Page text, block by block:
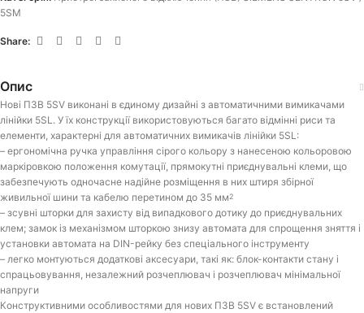
5SM
Share:
Опис
Нові ПЗВ 5SV виконані в єдиному дизайні з автоматичними вимикачами
лінійки 5SL. У їх конструкції використовуються багато відмінні риси та
елементи, характерні для автоматичних вимикачів лінійки 5SL:
– ергономічна ручка управління сірого кольору з нанесеною кольоровою
маркіровкою положення комутації, прямокутні приєднувальні клеми, що
забезпечують одночасне надійне розміщення в них штиря збірної
живильної шини та кабелю перетином до 35 мм2
– зсувні шторки для захисту від випадкового дотику до приєднувальних
клем; замок із механізмом шторкою знизу автомата для спрощення зняття і
установки автомата на DIN-рейку без спеціального інструменту
– легко монтуються додаткові аксесуари, такі як: блок-контакти стану і
спрацьовування, незалежний розчеплювач і розчеплювач мінімальної
напруги
Конструктивними особливостями для нових ПЗВ 5SV є встановлений